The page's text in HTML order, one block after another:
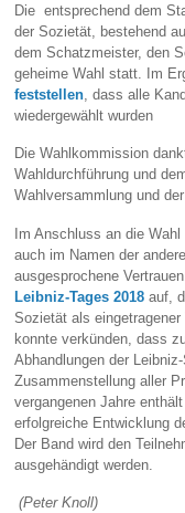
Die entsprechend dem
der Sozietät, bestehend
dem Schatzmeister, den
geheime Wahl statt. Im
feststellen , dass alle
wiedergewählt wurden
Die Wahlkommission
Wahldurchführung und
Wahlversammlung und
Im Anschluss an die
auch im Namen der
ausgesprochene
Leibniz-Tages 2018 auf,
Sozietät als
konnte verkünden, dass
Abhandlungen der
Zusammenstellung aller
vergangenen Jahre
erfolgreiche Entwicklung
Der Band wird den
ausgehändigt werden.
(Peter Knoll)